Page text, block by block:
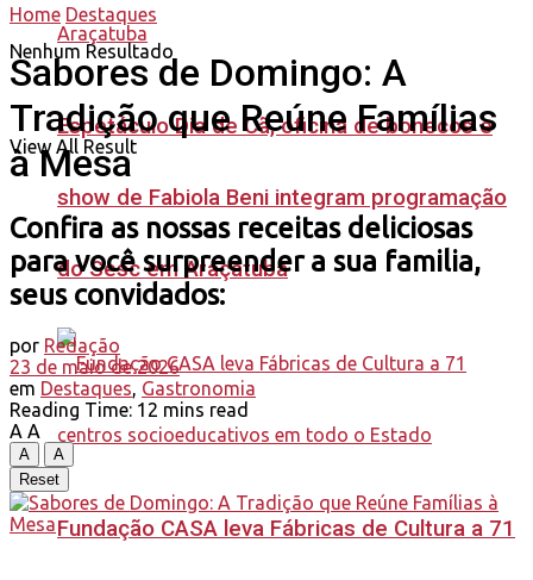
Espetáculo Dia de Cã, oficina de bonecos e
show de Fabiola Beni integram programação
do Sesc em Araçatuba
Fundação CASA leva Fábricas de Cultura a 71
Nenhum Resultado
View All Result
Home Destaques
Sabores de Domingo: A
Tradição que Reúne Famílias
à Mesa
Confira as nossas receitas deliciosas
para você surpreender a sua familia,
seus convidados:
por Redação
23 de maio de 2026
em Destaques, Gastronomia
Reading Time: 12 mins read
A A
A
A
Reset